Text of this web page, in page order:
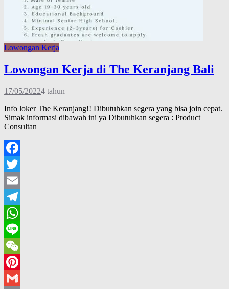
Lowongan Kerja
Lowongan Kerja di The Keranjang Bali
17/05/20224 tahun
Info loker The Keranjang!! Dibutuhkan segera yang bisa join cepat.
Simak informasi dibawah ini ya Dibutuhkan segera : Product
Consultan
Facebook
Twitter
Email
Telegram
WhatsApp
Line
WeChat
Pinterest